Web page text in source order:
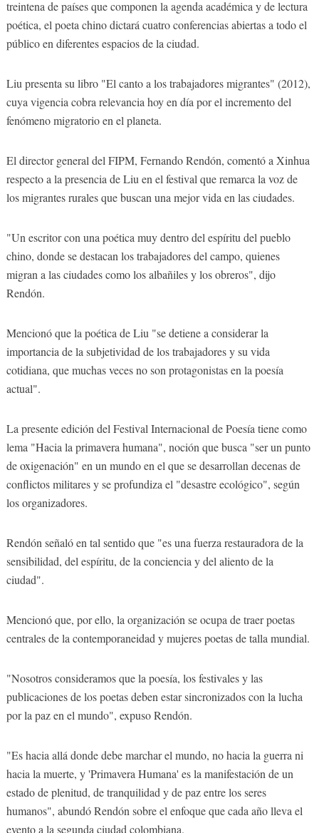
treintena de países que componen la agenda académica y de lectura
poética, el poeta chino dictará cuatro conferencias abiertas a todo el
público en diferentes espacios de la ciudad.
Liu presenta su libro "El canto a los trabajadores migrantes" (2012),
cuya vigencia cobra relevancia hoy en día por el incremento del
fenómeno migratorio en el planeta.
El director general del FIPM, Fernando Rendón, comentó a Xinhua
respecto a la presencia de Liu en el festival que remarca la voz de
los migrantes rurales que buscan una mejor vida en las ciudades.
"Un escritor con una poética muy dentro del espíritu del pueblo
chino, donde se destacan los trabajadores del campo, quienes
migran a las ciudades como los albañiles y los obreros", dijo
Rendón.
Mencionó que la poética de Liu "se detiene a considerar la
importancia de la subjetividad de los trabajadores y su vida
cotidiana, que muchas veces no son protagonistas en la poesía
actual".
La presente edición del Festival Internacional de Poesía tiene como
lema "Hacia la primavera humana", noción que busca "ser un punto
de oxigenación" en un mundo en el que se desarrollan decenas de
conflictos militares y se profundiza el "desastre ecológico", según
los organizadores.
Rendón señaló en tal sentido que "es una fuerza restauradora de la
sensibilidad, del espíritu, de la conciencia y del aliento de la
ciudad".
Mencionó que, por ello, la organización se ocupa de traer poetas
centrales de la contemporaneidad y mujeres poetas de talla mundial.
"Nosotros consideramos que la poesía, los festivales y las
publicaciones de los poetas deben estar sincronizados con la lucha
por la paz en el mundo", expuso Rendón.
"Es hacia allá donde debe marchar el mundo, no hacia la guerra ni
hacia la muerte, y 'Primavera Humana' es la manifestación de un
estado de plenitud, de tranquilidad y de paz entre los seres
humanos", abundó Rendón sobre el enfoque que cada año lleva el
evento a la segunda ciudad colombiana.